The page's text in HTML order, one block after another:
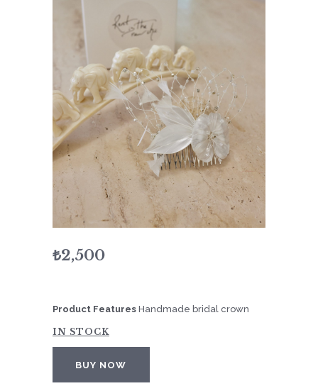
ENGLISH
₺2,500
Product Features Handmade bridal crown
IN STOCK
BUY NOW